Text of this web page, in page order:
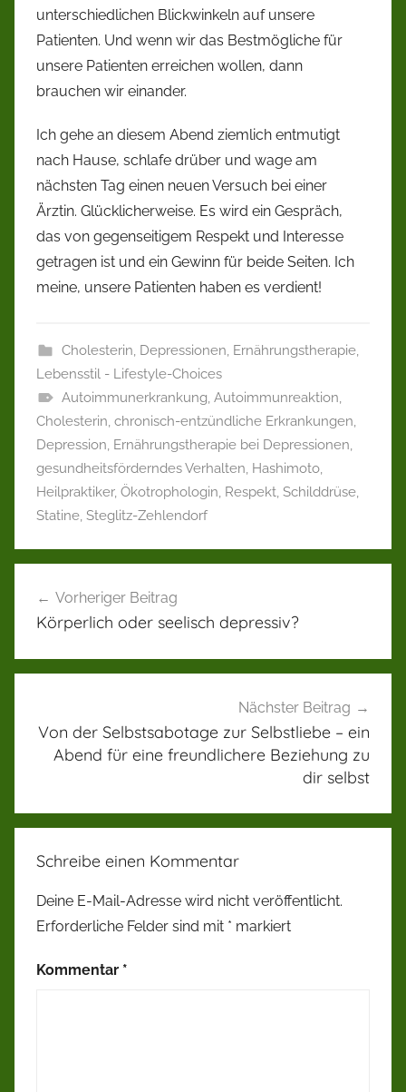
unterschiedlichen Blickwinkeln auf unsere
Patienten. Und wenn wir das Bestmögliche für
unsere Patienten erreichen wollen, dann
brauchen wir einander.
Ich gehe an diesem Abend ziemlich entmutigt
nach Hause, schlafe drüber und wage am
nächsten Tag einen neuen Versuch bei einer
Ärztin. Glücklicherweise. Es wird ein Gespräch,
das von gegenseitigem Respekt und Interesse
getragen ist und ein Gewinn für beide Seiten. Ich
meine, unsere Patienten haben es verdient!
Cholesterin, Depressionen, Ernährungstherapie,
Lebensstil - Lifestyle-Choices
Autoimmunerkrankung, Autoimmunreaktion,
Cholesterin, chronisch-entzündliche Erkrankungen,
Depression, Ernährungstherapie bei Depressionen,
gesundheitsförderndes Verhalten, Hashimoto,
Heilpraktiker, Ökotrophologin, Respekt, Schilddrüse,
Statine, Steglitz-Zehlendorf
Vorheriger Beitrag
Körperlich oder seelisch depressiv?
Nächster Beitrag
Von der Selbstsabotage zur Selbstliebe – ein
Abend für eine freundlichere Beziehung zu
dir selbst
Schreibe einen Kommentar
Deine E-Mail-Adresse wird nicht veröffentlicht.
Erforderliche Felder sind mit * markiert
Kommentar *